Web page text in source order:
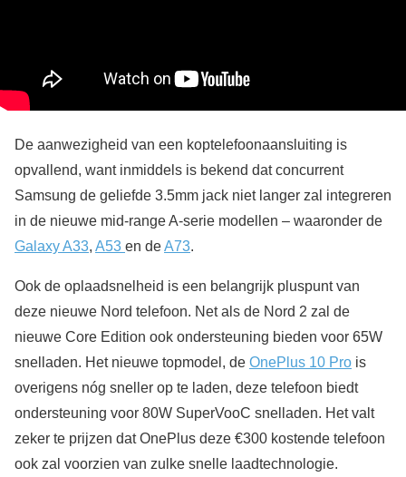
De aanwezigheid van een koptelefoonaansluiting is
opvallend, want inmiddels is bekend dat concurrent
Samsung de geliefde 3.5mm jack niet langer zal integreren
in de nieuwe mid-range A-serie modellen – waaronder de
Galaxy A33, A53 en deA73.
Ook de oplaadsnelheid is een belangrijk pluspunt van
deze nieuwe Nord telefoon. Net als de Nord 2 zal de
nieuwe Core Edition ook ondersteuning bieden voor 65W
snelladen. Het nieuwe topmodel, de OnePlus 10 Pro is
overigens nóg sneller op te laden, deze telefoon biedt
ondersteuning voor 80W SuperVooC snelladen. Het valt
zeker te prijzen dat OnePlus deze €300 kostende telefoon
ook zal voorzien van zulke snelle laadtechnologie.